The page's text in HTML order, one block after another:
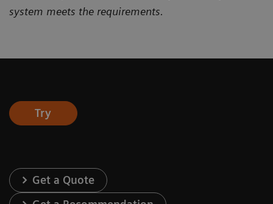
system meets the requirements.
Try
Get a Quote